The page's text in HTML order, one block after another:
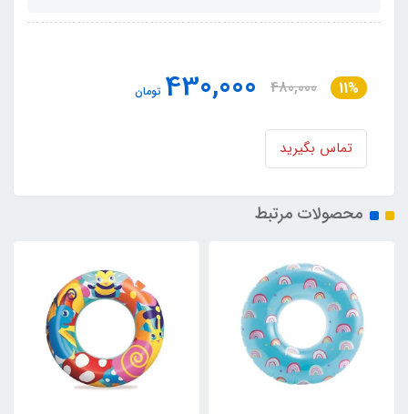
11%
480,000
430,000 تومان
تماس بگیرید
محصولات مرتبط